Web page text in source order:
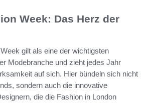
Week: Das Herz der
gilt als eine der wichtigsten
Modebranche und zieht jedes Jahr
auf sich. Hier bündeln sich nicht
sondern auch die innovative
die die Fashion in London